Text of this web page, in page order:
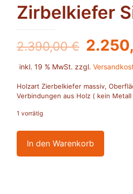
Zirbelkiefer
2.390,00€
Preis
war:
inkl. 19 % MwSt. zzgl.
Holzart Zierbelkiefer massiv,
Verbindungen aus Holz ( kein Metall
1 vorrätig
In den Warenkorb